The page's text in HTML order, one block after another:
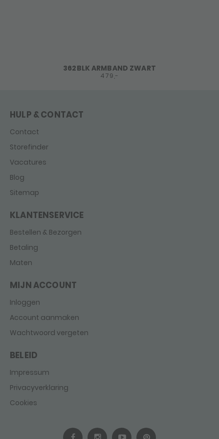
362BLK ARMBAND ZWART
479,-
HULP & CONTACT
Contact
Storefinder
Vacatures
Blog
Sitemap
KLANTENSERVICE
Bestellen & Bezorgen
Betaling
Maten
MIJN ACCOUNT
Inloggen
Account aanmaken
Wachtwoord vergeten
BELEID
Impressum
Privacyverklaring
Cookies